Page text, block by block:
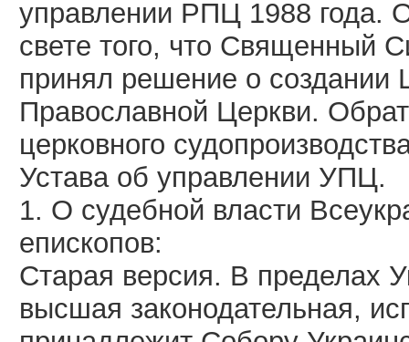
управлении РПЦ 1988 года.
свете того, что Священный
принял решение о создании
Православной Церкви.
церковного
Устава об управлении УПЦ.
1. О судебной власти
епископов:
Старая версия. В пределах
высшая законодательная,